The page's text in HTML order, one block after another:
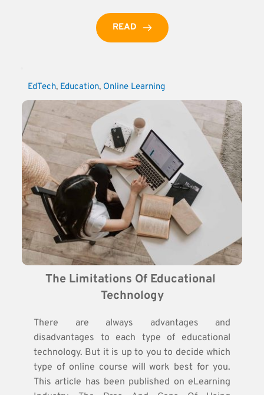
READ
EdTech, Education, Online Learning
The Limitations Of Educational
Technology
There are always advantages and
disadvantages to each type of educational
technology. But it is up to you to decide which
type of online course will work best for you.
This article has been published on eLearning